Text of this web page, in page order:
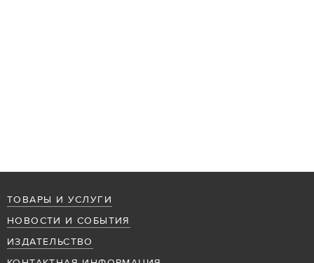
ТОВАРЫ И УСЛУГИ
НОВОСТИ И СОБЫТИЯ
ИЗДАТЕЛЬСТВО